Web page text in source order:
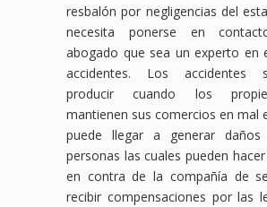
resbalón por negligencias del
necesita ponerse en
abogado que sea un experto en
accidentes. Los accidentes
producir cuando los
mantienen sus comercios en mal
puede llegar a generar
personas las cuales pueden
en contra de la compañía de
recibir compensaciones por las